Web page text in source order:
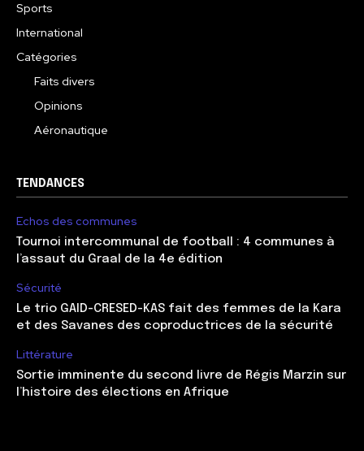
Sports
International
Catégories
Faits divers
Opinions
Aéronautique
TENDANCES
Echos des communes
Tournoi intercommunal de football : 4 communes à
l’assaut du Graal de la 4e édition
Sécurité
Le trio GAID-CRESED-KAS fait des femmes de la Kara
et des Savanes des coproductrices de la sécurité
Littérature
Sortie imminente du second livre de Régis Marzin sur
l’histoire des élections en Afrique